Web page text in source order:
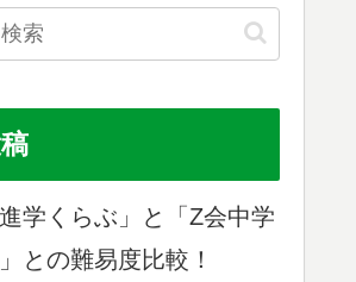
進学くらぶ」と「Z会中学
との難易度比較！